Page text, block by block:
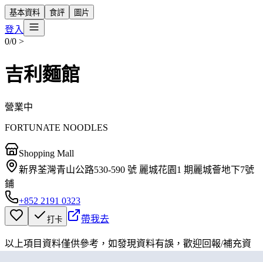
基本資料 食評 圖片
登入
0/0 >
吉利麵館
營業中
FORTUNATE NOODLES
Shopping Mall
新界荃灣青山公路530-590 號 麗城花園1 期麗城薈地下7號
鋪
+852 2191 0323
打卡 帶我去
以上項目資料僅供參考，如發現資料有誤，歡迎回報/補充資